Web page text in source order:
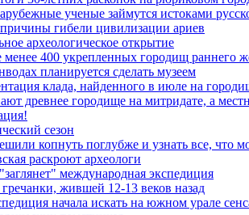
ученые займутся истоками
гибели цивилизации ариев
археологическое открытие
400 укрепленных городищ раннего
планируется сделать музеем
клада, найденного в июле на
древнее городище на митридате, а
сезон
копнуть поглубже и узнать все, что
раскроют археологи
международная экспедиция
жившей 12-13 веков назад
начала искать на южном урале